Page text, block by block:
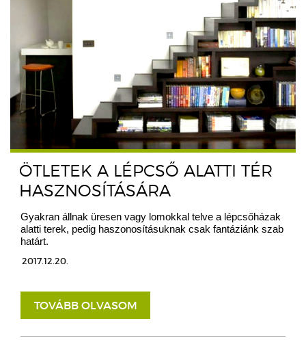
ÖTLETEK A LÉPCSŐ ALATTI TÉR
HASZNOSÍTÁSÁRA
Gyakran állnak üresen vagy lomokkal telve a lépcsőházak
alatti terek, pedig haszonosításuknak csak fantáziánk szab
határt.
2017.12.20.
TOVÁBB OLVASOM